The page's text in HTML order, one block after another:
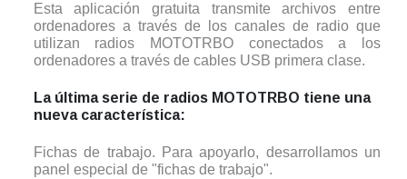
Esta aplicación gratuita transmite archivos entre
ordenadores a través de los canales de radio que
utilizan radios MOTOTRBO conectados a los
ordenadores a través de cables USB primera clase.
La última serie de radios MOTOTRBO tiene una
nueva característica:
Fichas de trabajo. Para apoyarlo, desarrollamos un
panel especial de "fichas de trabajo".